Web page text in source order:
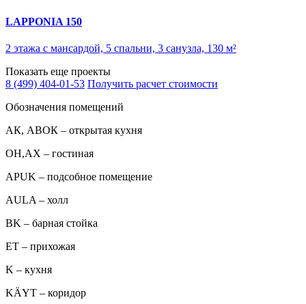
LAPPONIA 150
2 этажа с мансардой, 5 спальни, 3 санузла, 130 м²
Показать еще проекты
8 (499) 404-01-53 Получить расчет стоимости
Обозначения помещений
АК, АВОК – открытая кухня
ОН,AX – гостиная
APUK – подсобное помещение
AULA – холл
BK – барная стойка
ET – прихожая
K – кухня
KÄYT – коридор